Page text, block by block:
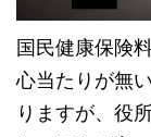
国民健康保険
心当たりが無
りますが、役